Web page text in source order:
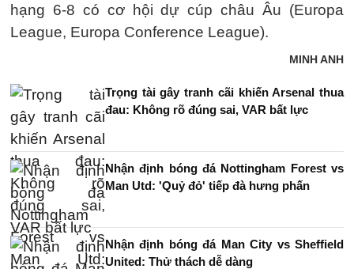
hạng 6-8 có cơ hội dự cúp châu Âu (Europa
League, Europa Conference League).
MINH ANH
Trọng tài gây tranh cãi khiến Arsenal thua
đau: Không rõ đúng sai, VAR bất lực
Nhận định bóng đá Nottingham Forest vs
Man Utd: 'Quỷ đỏ' tiếp đà hưng phấn
Nhận định bóng đá Man City vs Sheffield
United: Thử thách dễ dàng